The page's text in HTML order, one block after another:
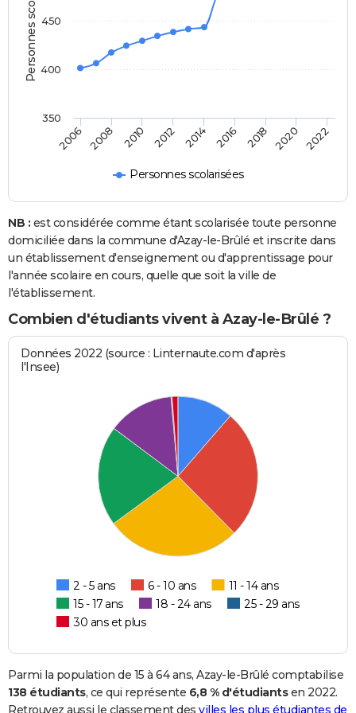
Personnes scolarisées
2006 2008 2010 2012 2014 2016 2018 2020 2022
400
450
350
NB : est considérée comme étant scolarisée toute personne
domiciliée dans la commune d'Azay-le-Brûlé et inscrite dans
un établissement d'enseignement ou d'apprentissage pour
l'année scolaire en cours, quelle que soit la ville de
l'établissement.
Combien d'étudiants vivent à Azay-le-Brûlé ?
Données 2022 (source : Linternaute.com d'après
l'Insee)
2 - 5 ans 6 - 10 ans
11 - 14 ans
15 - 17 ans
18 - 24 ans
25 - 29 ans
30 ans et plus
Parmi la population de 15 à 64 ans, Azay-le-Brûlé comptabilise
138 étudiants, ce qui représente 6,8 % d'étudiantsen 2022.